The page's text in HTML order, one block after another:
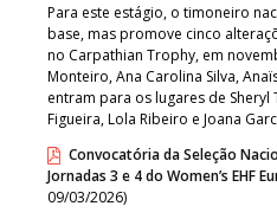
Para este estágio, o timoneiro
base, mas promove cinco
no Carpathian Trophy, em
Monteiro, Ana Carolina Silva,
entram para os lugares de Sheryl
Figueira, Lola Ribeiro e Joana
Convocatória da Seleção
Jornadas 3 e 4 do Women’s EHF
09/03/2026)